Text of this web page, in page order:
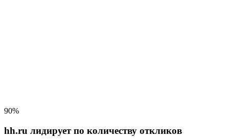
90%
hh.ru лидирует по количеству откликов